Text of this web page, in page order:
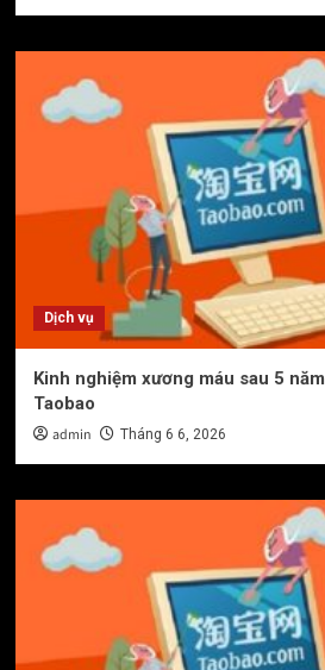
Dịch vụ
Kinh nghiệm xương máu sau 5
Taobao
admin Tháng 6 6, 2026